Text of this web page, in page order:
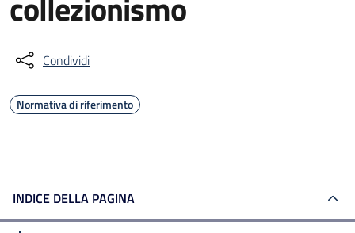
Condividi
Normativa di riferimento
INDICE DELLA PAGINA